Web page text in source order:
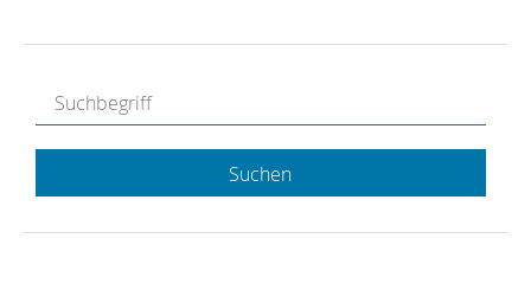
Suchen